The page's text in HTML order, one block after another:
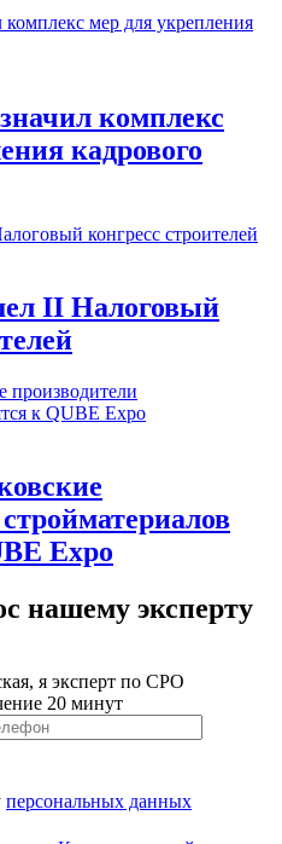
комплекс
кадрового
II Налоговый
Expo
нашему эксперту
я эксперт по СРО
20 минут
персональных данных